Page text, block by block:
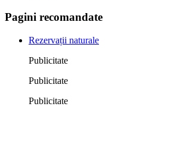
Pagini recomandate
Rezervații naturale
Publicitate
Publicitate
Publicitate